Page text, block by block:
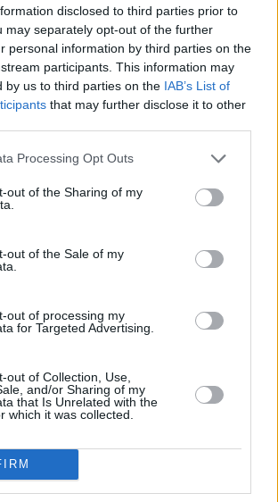
disclosed to third parties prior to
may separately opt-out of the further
personal information by third parties on the
participants. This information may
by us to third parties on the IAB’s List of
that may further disclose it to other
Processing Opt Outs
out of the Sharing of my
out of the Sale of my
out of processing my
for Targeted Advertising.
out of Collection, Use,
and/or Sharing of my
that Is Unrelated with the
which it was collected.